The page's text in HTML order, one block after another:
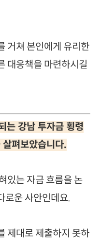
거쳐 본인에게 유리한
대응책을 마련하시길
는 강남 투자금 횡령
펴보았습니다.
있는 자금 흐름을 논
로운 사안인데요.
제대로 제출하지 못하